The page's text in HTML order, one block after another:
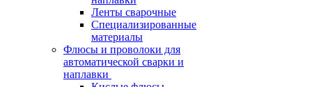
Ленты сварочные
Специализированные
материалы
Флюсы и проволоки для
автоматической сварки и
наплавки